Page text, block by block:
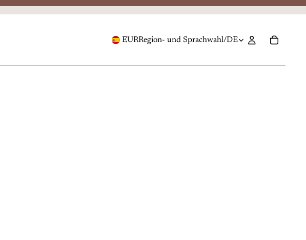
EURRegion- und Sprachwahl/DE